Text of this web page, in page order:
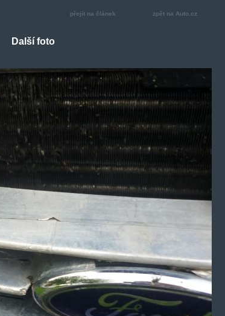
přejít na článek zpět na Auto.cz
Další foto